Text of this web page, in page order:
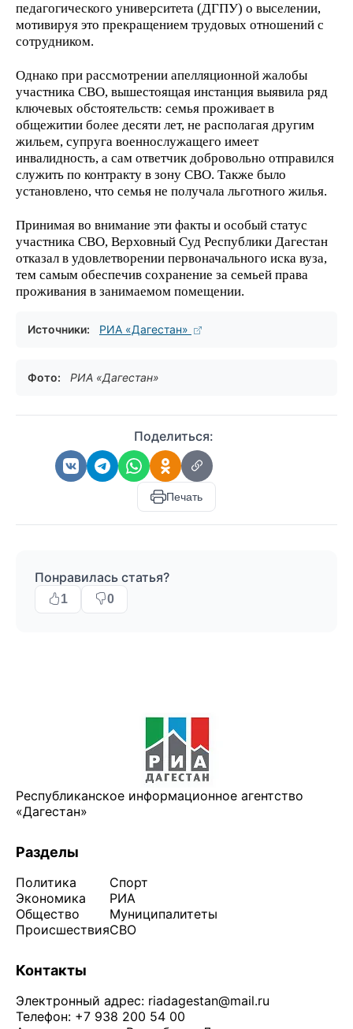
педагогического университета (ДГПУ) о выселении,
мотивируя это прекращением трудовых отношений с
сотрудником.
Однако при рассмотрении апелляционной жалобы
участника СВО, вышестоящая инстанция выявила ряд
ключевых обстоятельств: семья проживает в
общежитии более десяти лет, не располагая другим
жильем, супруга военнослужащего имеет
инвалидность, а сам ответчик добровольно отправился
служить по контракту в зону СВО. Также было
установлено, что семья не получала льготного жилья.
Принимая во внимание эти факты и особый статус
участника СВО, Верховный Суд Республики Дагестан
отказал в удовлетворении первоначального иска вуза,
тем самым обеспечив сохранение за семьей права
проживания в занимаемом помещении.
Источники: РИА «Дагестан»
Фото: РИА «Дагестан»
Поделиться:
Печать
Понравилась статья?
1 0
Республиканское информационное агентство
«Дагестан»
Разделы
Политика
Экономика
Общество
Происшествия
Спорт
РИА
Муниципалитеты
СВО
Контакты
Электронный адрес: riadagestan@mail.ru
Телефон: +7 938 200 54 00